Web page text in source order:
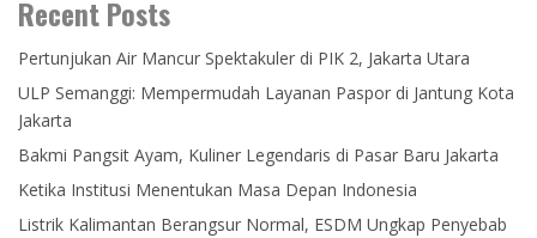
Recent Posts
Pertunjukan Air Mancur Spektakuler di PIK 2, Jakarta Utara
ULP Semanggi: Mempermudah Layanan Paspor di Jantung Kota
Jakarta
Bakmi Pangsit Ayam, Kuliner Legendaris di Pasar Baru Jakarta
Ketika Institusi Menentukan Masa Depan Indonesia
Listrik Kalimantan Berangsur Normal, ESDM Ungkap Penyebab